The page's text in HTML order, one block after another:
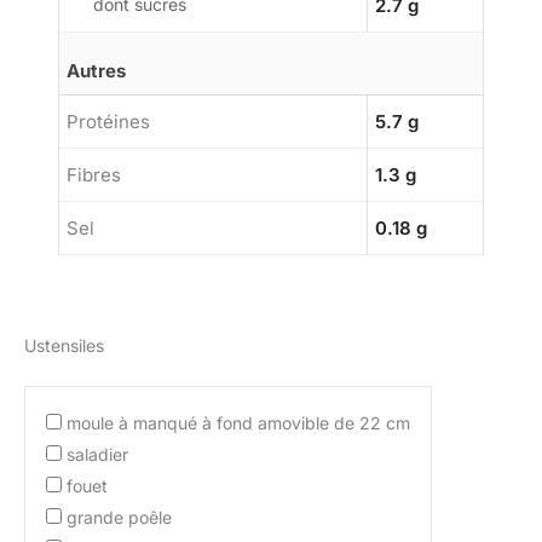
dont sucres 2.7 g
Autres
Protéines 5.7 g
Fibres 1.3 g
Sel 0.18 g
Ustensiles
moule à manqué à fond amovible de 22 cm
saladier
fouet
grande poêle